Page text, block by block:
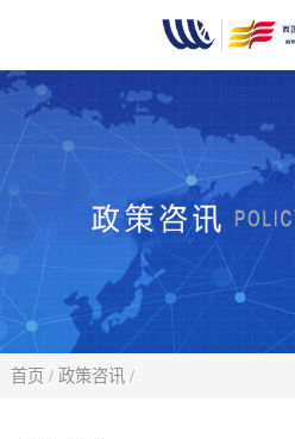
首页 / 政策咨讯 /